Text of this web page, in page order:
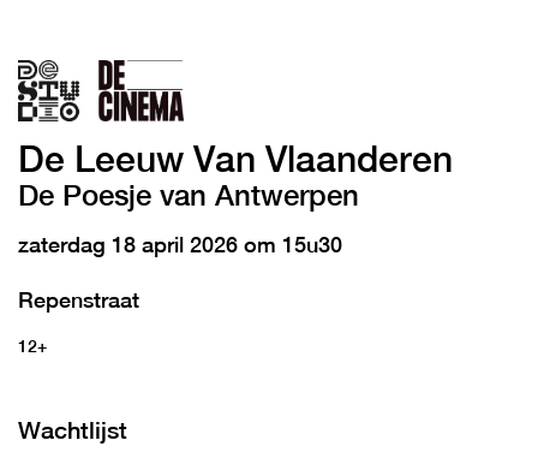
De Leeuw Van Vlaanderen
De Poesje van Antwerpen
zaterdag 18 april 2026 om 15u30
Repenstraat
12+
Wachtlijst